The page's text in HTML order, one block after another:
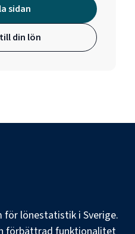
sidan
din lön
för lönestatistik i Sverige.